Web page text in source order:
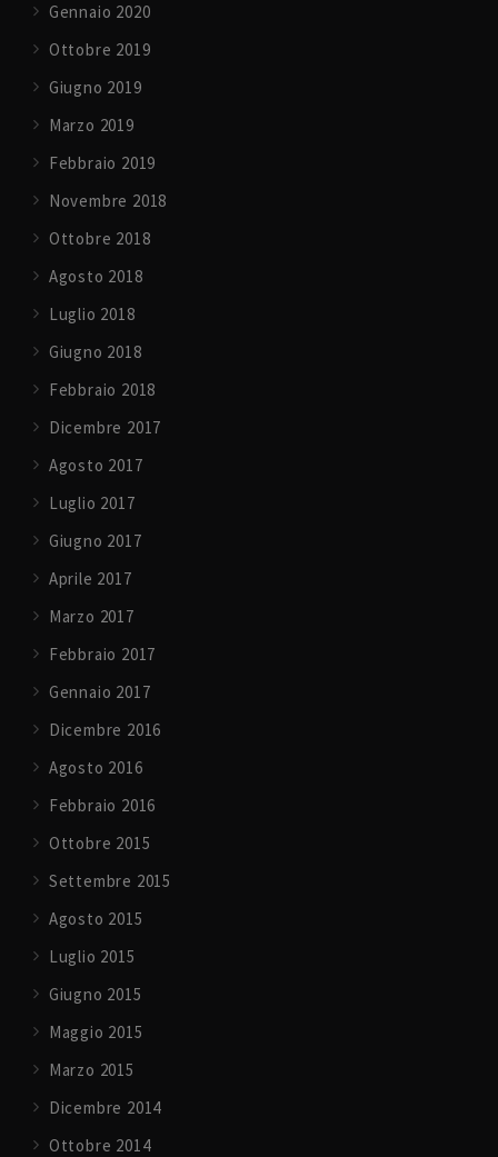
Gennaio 2020
Ottobre 2019
Giugno 2019
Marzo 2019
Febbraio 2019
Novembre 2018
Ottobre 2018
Agosto 2018
Luglio 2018
Giugno 2018
Febbraio 2018
Dicembre 2017
Agosto 2017
Luglio 2017
Giugno 2017
Aprile 2017
Marzo 2017
Febbraio 2017
Gennaio 2017
Dicembre 2016
Agosto 2016
Febbraio 2016
Ottobre 2015
Settembre 2015
Agosto 2015
Luglio 2015
Giugno 2015
Maggio 2015
Marzo 2015
Dicembre 2014
Ottobre 2014